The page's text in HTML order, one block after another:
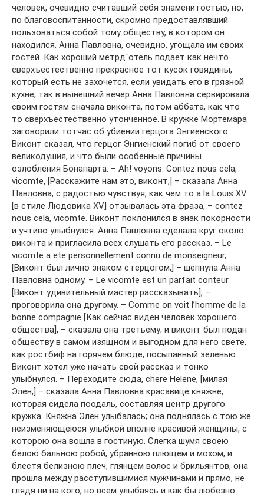
человек, очевидно считавший себя знаменитостью, но,
по благовоспитанности, скромно предоставлявший
пользоваться собой тому обществу, в котором он
находился. Анна Павловна, очевидно, угощала им своих
гостей. Как хороший метрд`отель подает как нечто
сверхъестественно прекрасное тот кусок говядины,
который есть не захочется, если увидать его в грязной
кухне, так в нынешний вечер Анна Павловна сервировала
своим гостям сначала виконта, потом аббата, как что
то сверхъестественно утонченное. В кружке Мортемара
заговорили тотчас об убиении герцога Энгиенского.
Виконт сказал, что герцог Энгиенский погиб от своего
великодушия, и что были особенные причины
озлобления Бонапарта. – Ah! voyons. Contez nous cela,
vicomte, [Расскажите нам это, виконт,] – сказала Анна
Павловна, с радостью чувствуя, как чем то a la Louis XV
[в стиле Людовика XV] отзывалась эта фраза, – contez
nous cela, vicomte. Виконт поклонился в знак покорности
и учтиво улыбнулся. Анна Павловна сделала круг около
виконта и пригласила всех слушать его рассказ. – Le
vicomte a ete personnellement connu de monseigneur,
[Виконт был лично знаком с герцогом,] – шепнула Анна
Павловна одному. – Le vicomte est un parfait conteur
[Bиконт удивительный мастер рассказывать], –
проговорила она другому. – Comme on voit l’homme de la
bonne compagnie [Как сейчас виден человек хорошего
общества], – сказала она третьему; и виконт был подан
обществу в самом изящном и выгодном для него свете,
как ростбиф на горячем блюде, посыпанный зеленью.
Виконт хотел уже начать свой рассказ и тонко
улыбнулся. – Переходите сюда, chere Helene, [милая
Элен,] – сказала Анна Павловна красавице княжне,
которая сидела поодаль, составляя центр другого
кружка. Княжна Элен улыбалась; она поднялась с тою же
неизменяющеюся улыбкой вполне красивой женщины, с
которою она вошла в гостиную. Слегка шумя своею
белою бальною робой, убранною плющем и мохом, и
блестя белизною плеч, глянцем волос и брильянтов, она
прошла между расступившимися мужчинами и прямо, не
глядя ни на кого, но всем улыбаясь и как бы любезно